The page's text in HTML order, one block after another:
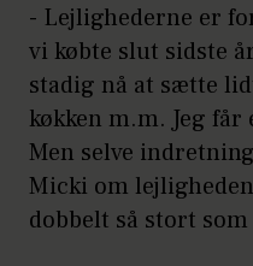
- Lejlighederne er
vi købte slut sidste
stadig nå at sætte
køkken m.m. Jeg
Men selve
Micki om
dobbelt så stort